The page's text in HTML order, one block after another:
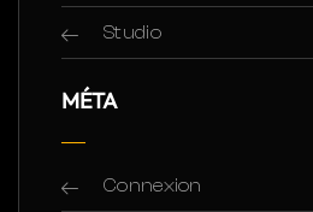
Studio
MÉTA
Connexion